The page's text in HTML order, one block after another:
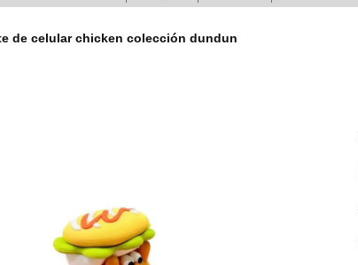
de celular chicken colección dundun